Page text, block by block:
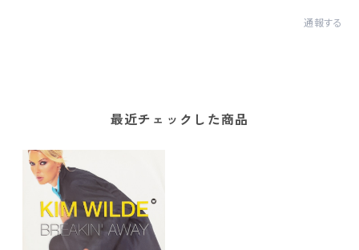
通報する
最近チェックした商品